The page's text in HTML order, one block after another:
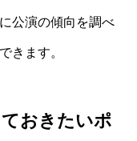
公演の傾向を調べ
きます。
おきたいポ